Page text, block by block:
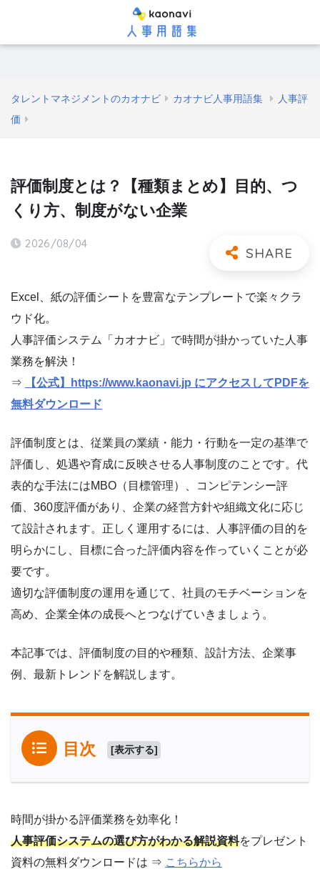
タレントマネジメントのカオナビ カオナビ人事用語集
人事評
価
評価制度とは？【種類まとめ】目的、つ
くり方、制度がない企業
2026/08/04
Excel、紙の評価シートを豊富なテンプレートで楽々クラ
ウド化。
人事評価システム「カオナビ」で時間が掛かっていた人事
業務を解決！
⇒
【公式】https://www.kaonavi.jp にアクセスしてPDFを
無料ダウンロード
評価制度とは、従業員の業績・能力・行動を一定の基準で
評価し、処遇や育成に反映させる人事制度のことです。代
表的な手法にはMBO（目標管理）、コンピテンシー評
価、360度評価があり、企業の経営方針や組織文化に応じ
て設計されます。正しく運用するには、人事評価の目的を
明らかにし、目標に合った評価内容を作っていくことが必
要です。
適切な評価制度の運用を通じて、社員のモチベーションを
高め、企業全体の成長へとつなげていきましょう。
本記事では、評価制度の目的や種類、設計方法、企業事
例、最新トレンドを解説します。
目次 [表示する]
時間が掛かる評価業務を効率化！
人事評価システムの選び方がわかる解説資料をプレゼント
資料の無料ダウンロードは ⇒ こちらから